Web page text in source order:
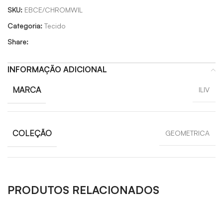
SKU: EBCE/CHROMWIL
Categoria: Tecido
Share:
INFORMAÇÃO ADICIONAL
MARCA ILIV
COLEÇÃO GEOMETRICA
PRODUTOS RELACIONADOS